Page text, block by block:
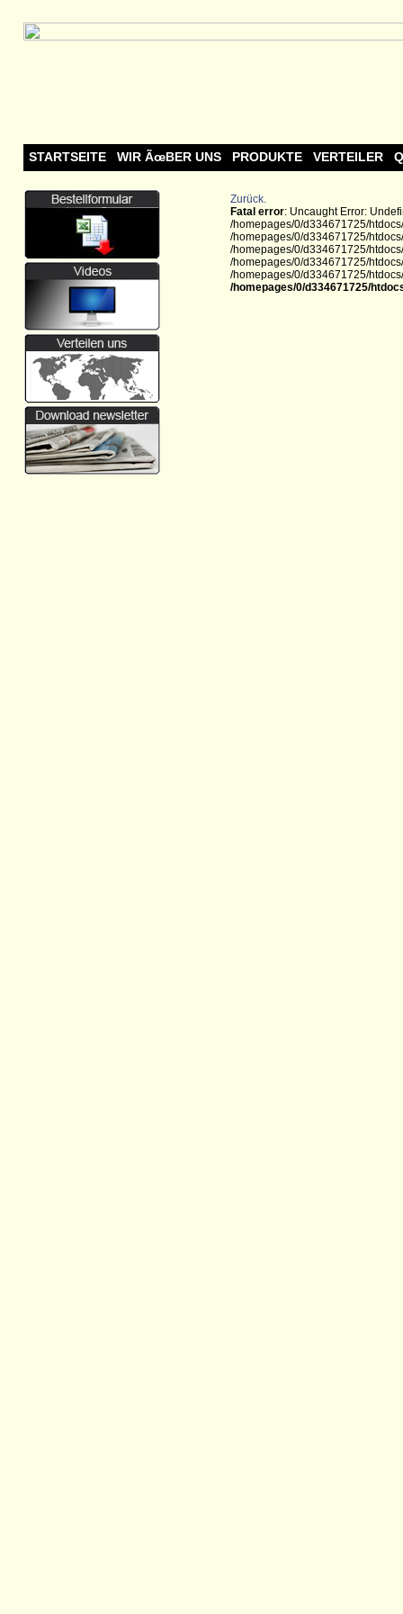
STARTSEITE WIR ÃœBER UNS PRODUKTE VERTEILER
Zurück.
Fatal error: Uncaught Error:
/homepages/0/d334671725/
/homepages/0/d334671725/
/homepages/0/d334671725/
/homepages/0/d334671725/
/homepages/0/d334671725/
/homepages/0/d334671725/